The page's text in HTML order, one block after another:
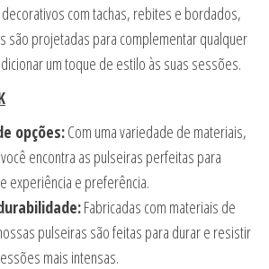
com tachas, rebites e bordados,
são projetadas para complementar qualquer
um toque de estilo às suas sessões.
opções:Com uma variedade de materiais,
encontra as pulseiras perfeitas para
experiência e preferência.
Fabricadas com materiais de
pulseiras são feitas para durar e resistir
mais intensas.